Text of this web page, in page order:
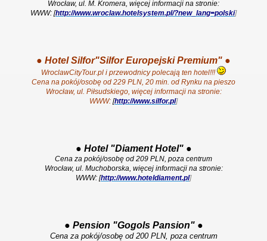
Wrocław, ul. M. Kromera, więcej informacji na stronie:
WWW: [http://www.wroclaw.hotelsystem.pl/?new_lang=polski]
● Hotel Silfor"Silfor Europejski Premium" ●
WroclawCityTour.pl i przewodnicy polecają ten hotel!!!
Cena na pokój/osobę od 229 PLN, 20 min. od Rynku na pieszo
Wrocław, ul. Piłsudskiego, więcej informacji na stronie:
WWW: [http://www.silfor.pl]
● Hotel "Diament Hotel" ●
Cena za pokój/osobę od 209 PLN, poza centrum
Wrocław, ul. Muchoborska, więcej informacji na stronie:
WWW: [http://www.hoteldiament.pl]
● Pension "Gogols Pansion" ●
Cena za pokój/osobę od 200 PLN, poza centrum